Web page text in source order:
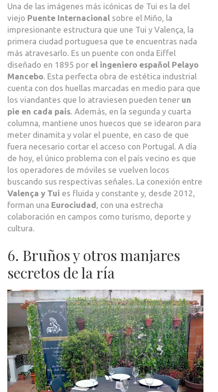
Una de las imágenes más icónicas de Tui es la del
viejo Puente Internacional sobre el Miño, la
impresionante estructura que une Tui y Valença, la
primera ciudad portuguesa que te encuentras nada
más atravesarlo. Es un puente con onda Eiffel
diseñado en 1895 por el ingeniero español Pelayo
Mancebo. Esta perfecta obra de estética industrial
cuenta con dos huellas marcadas en medio para que
los viandantes que lo atraviesen pueden tener un
pie en cada país. Además, en la segunda y cuarta
columna, mantiene unos huecos que se idearon para
meter dinamita y volar el puente, en caso de que
fuera necesario cortar el acceso con Portugal. A día
de hoy, el único problema con el país vecino es que
los operadores de móviles se vuelven locos
buscando sus respectivas señales. La conexión entre
Valença y Tui es fluida y constante y, desde 2012,
forman una Eurociudad, con una estrecha
colaboración en campos como turismo, deporte y
cultura.
6. Bruños y otros manjares
secretos de la ría